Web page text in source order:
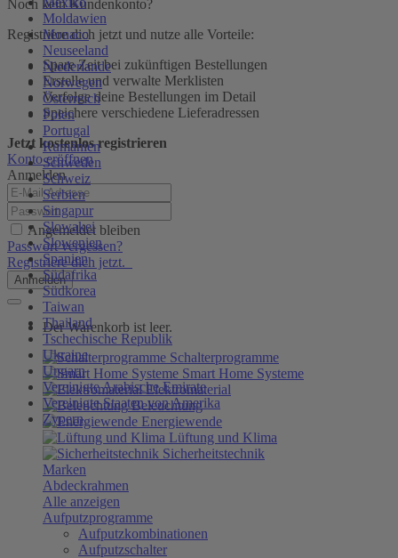
Moldawien
Monaco
Neuseeland
Niederlande
Norwegen
Österreich
Polen
Portugal
Rumänien
Schweden
Schweiz
Serbien
Singapur
Slowakei
Slowenien
Spanien
Südafrika
Südkorea
Taiwan
Thailand
Tschechische Republik
Ukraine
Ungarn
Vereinigte Arabische Emirate
Vereinigte Staaten von Amerika
Zypern
Noch kein Kundenkonto?
Registriere dich jetzt und nutze alle Vorteile:
Spare Zeit bei zukünftigen Bestellungen
Erstelle und verwalte Merklisten
Verfolge deine Bestellungen im Detail
Speichere verschiedene Lieferadressen
Jetzt kostenlos registrieren
Konto eröffnen
Anmelden
Angemeldet bleiben
Passwort vergessen?
Registriere dich jetzt.
Anmelden
Der Warenkorb ist leer.
Schalterprogramme
Smart Home Systeme
Elektromaterial
Beleuchtung
Energiewende
Lüftung und Klima
Sicherheitstechnik
Marken
Abdeckrahmen
Alle anzeigen
Aufputzprogramme
Aufputzkombinationen
Aufputzschalter